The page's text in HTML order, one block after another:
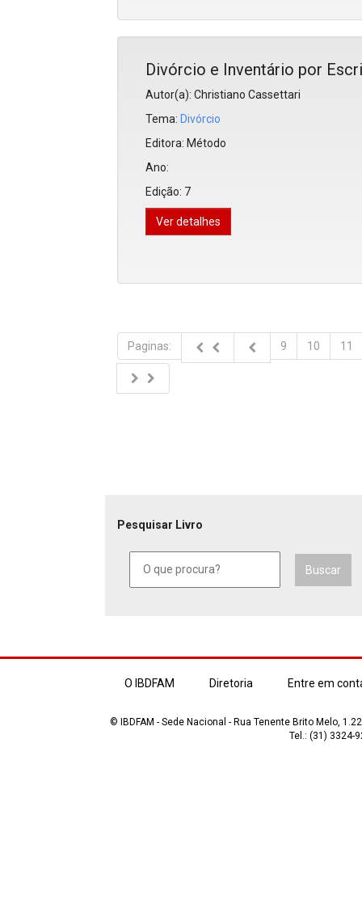
Divórcio e Inventário por
Autor(a): Christiano Cassettari
Tema: Divórcio
Editora: Método
Ano:
Edição: 7
Ver detalhes
Paginas: 9 10 11
Pesquisar Livro
Buscar
O IBDFAM Diretoria Entre em
© IBDFAM - Sede Nacional - Rua Tenente Brito Melo,
Tel.: (31) 3324-